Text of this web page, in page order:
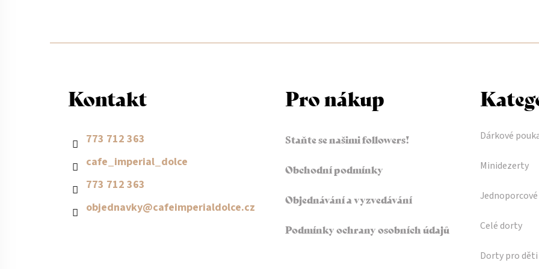
Kontakt
objednavky@cafeimperialdolce.cz
773 712 363
773 712 363
cafe_imperial_dolce
Dárkové
Minidezerty
Celé dorty
Dorty pro děti
Pro nákup
Staňte se našimi followers!
Obchodní podmínky
Objednávání a vyzvedávání
Podmínky ochrany osobních údajů